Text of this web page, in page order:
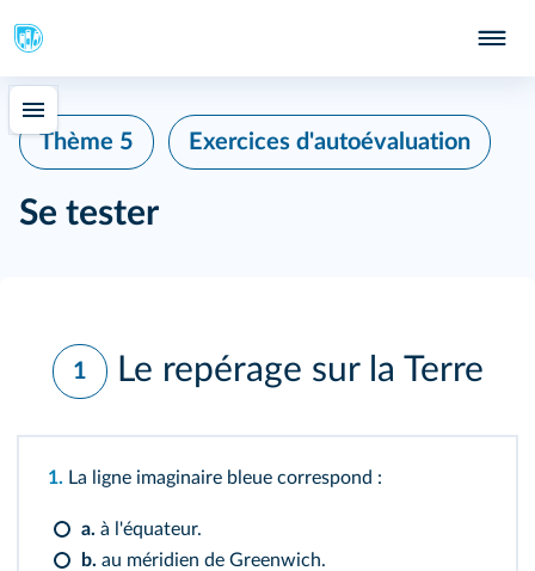
Thème 5 Exercices d'autoévaluation
Se tester
1 Le repérage sur la Terre
1. La ligne imaginaire bleue correspond :
a. à l'équateur.
b. au méridien de Greenwich.